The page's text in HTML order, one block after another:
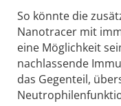
So könnte die
Nanotracer mit
eine Möglichkeit
nachlassende
das Gegenteil,